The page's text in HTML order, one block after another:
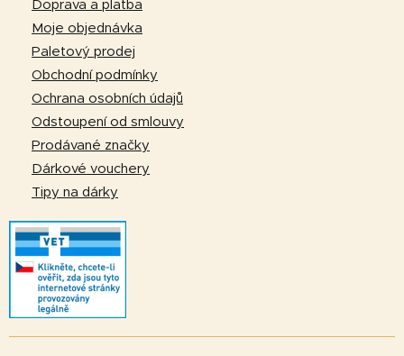
Doprava a platba
Moje objednávka
Paletový prodej
Obchodní podmínky
Ochrana osobních údajů
Odstoupení od smlouvy
Prodávané značky
Dárkové vouchery
Tipy na dárky